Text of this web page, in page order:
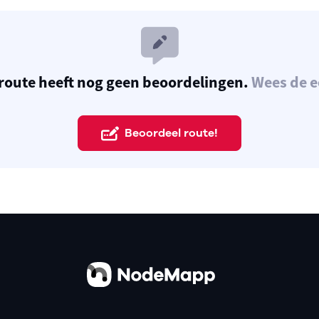
heeft nog geen beoordelingen.Wees de
Beoordeel route!